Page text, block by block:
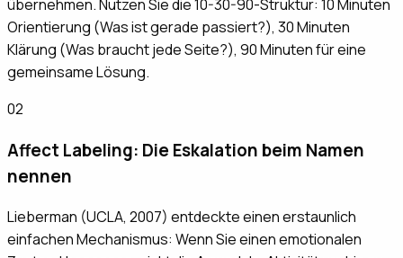
übernehmen. Nutzen Sie die 10-30-90-Struktur: 10 Minuten
Orientierung (Was ist gerade passiert?), 30 Minuten
Klärung (Was braucht jede Seite?), 90 Minuten für eine
gemeinsame Lösung.
02
Affect Labeling: Die Eskalation beim Namen
nennen
Lieberman (UCLA, 2007) entdeckte einen erstaunlich
einfachen Mechanismus: Wenn Sie einen emotionalen